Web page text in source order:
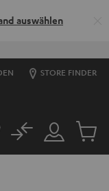
auswählen
STORE FINDER
Mein
Konto
No
Artikel